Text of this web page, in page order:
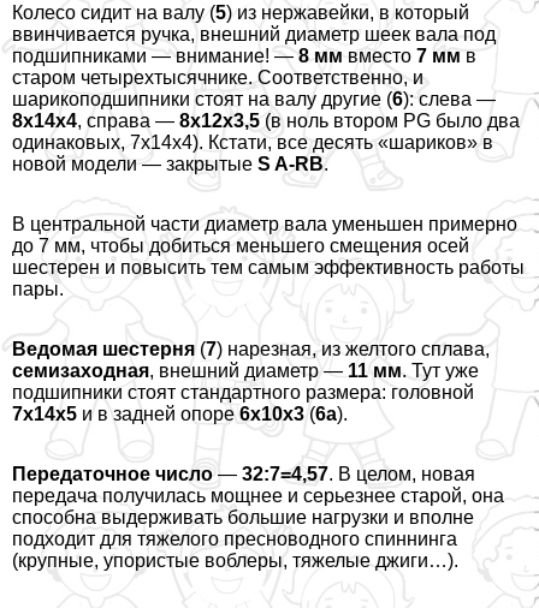
Колесо сидит на валу (5) из нержавейки, в который
ввинчивается ручка, внешний диаметр шеек вала под
подшипниками — внимание! —8 мм вместо 7 мм в
старом четырехтысячнике. Соответственно, и
шарикоподшипники стоят на валу другие (6): слева —
8х14х4, справа — 8х12х3,5 (в ноль втором PG было два
одинаковых, 7х14х4). Кстати, все десять «шариков» в
новой модели — закрытые S A-RB.
В центральной части диаметр вала уменьшен примерно
до 7 мм, чтобы добиться меньшего смещения осей
шестерен и повысить тем самым эффективность работы
пары.
Ведомая шестерня (7) нарезная, из желтого сплава,
семизаходная, внешний диаметр — 11 мм. Тут уже
подшипники стоят стандартного размера: головной
7х14х5 и в задней опоре6х10х3 (6а).
Передаточное число — 32:7=4,57. В целом, новая
передача получилась мощнее и серьезнее старой, она
способна выдерживать большие нагрузки и вполне
подходит для тяжелого пресноводного спиннинга
(крупные, упористые воблеры, тяжелые джиги…).